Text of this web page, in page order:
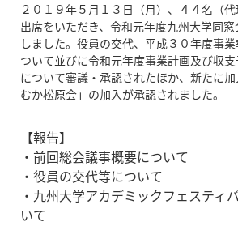
２０１９年５月１３日（月）、４４名（
出席をいただき、令和元年度九州大学同
しました。役員の交代、平成３０年度事
ついて並びに令和元年度事業計画及び収
について審議・承認されたほか、新たに
むか松原会」の加入が承認されました。
【報告】
・前回総会議事概要について
・役員の交代等について
・九州大学アカデミックフェスティ
いて